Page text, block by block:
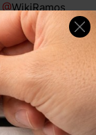
@WikiRamos
Leer después